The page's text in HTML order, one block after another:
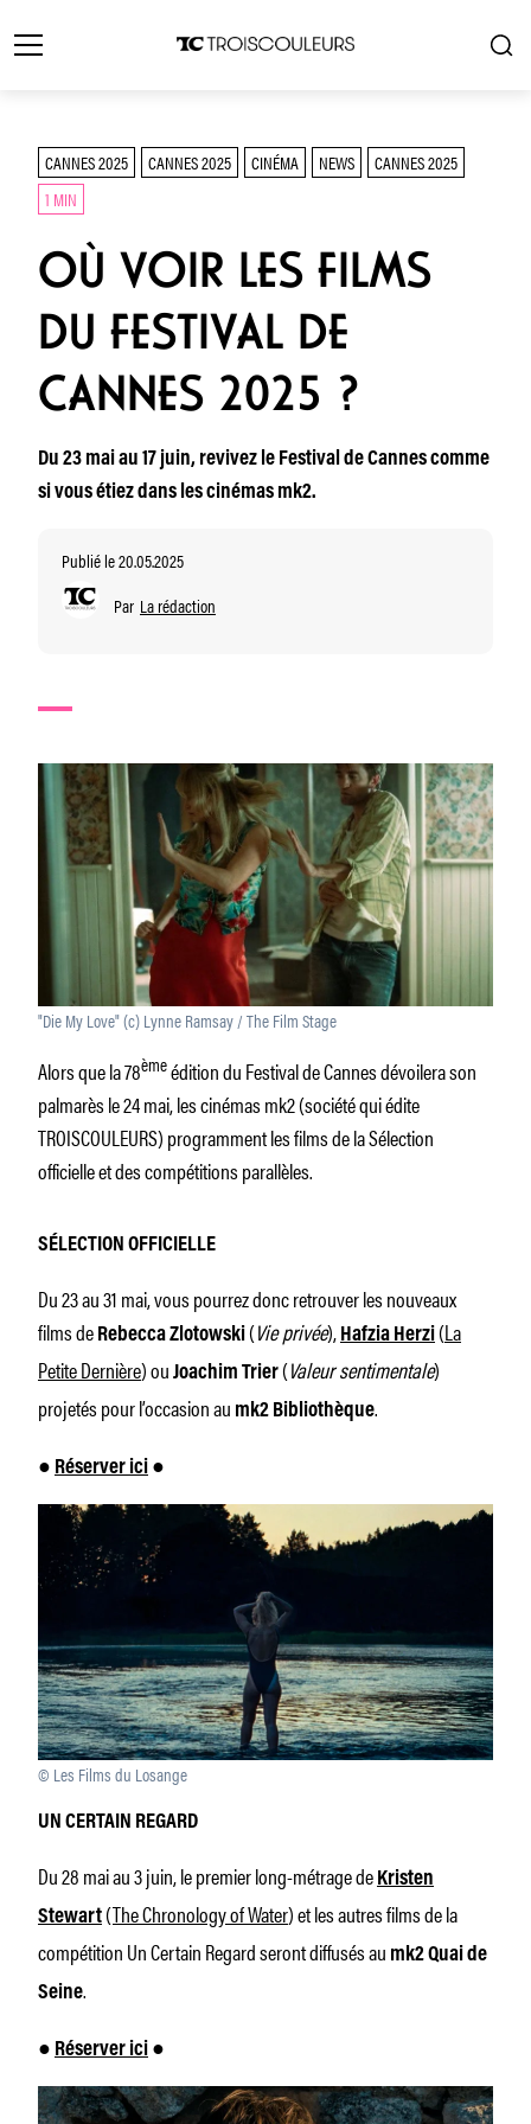
CANNES 2025 CANNES 2025 CINÉMA NEWS
CANNES 2025
1 MIN
OÙ VOIR LES FILMS
DU FESTIVAL DE
CANNES 2025 ?
Du 23 mai au 17 juin, revivez le Festival de Cannes comme
si vous étiez dans les cinémas mk2.
Publié le 20.05.2025
Par La rédaction
"Die My Love" (c) Lynne Ramsay / The Film Stage
Alors que la 78èmeédition du Festival de Cannes dévoilera son
palmarès le 24 mai, les cinémas mk2 (société qui édite
TROISCOULEURS) programment les films de la Sélection
officielle et des compétitions parallèles.
SÉLECTION OFFICIELLE
Du 23 au 31 mai, vous pourrez donc retrouver les nouveaux
films de Rebecca Zlotowski(Vie privée), Hafzia Herzi(La
Petite Dernière) ou Joachim Trier(Valeur sentimentale)
projetés pour l’occasion au mk2 Bibliothèque.
● Réserver ici ●
© Les Films du Losange
UN CERTAIN REGARD
Du 28 mai au 3 juin, le premier long-métrage de Kristen
Stewart(The Chronology of Water) et les autres films de la
compétition Un Certain Regard seront diffusés au mk2 Quai de
Seine.
● Réserver ici ●